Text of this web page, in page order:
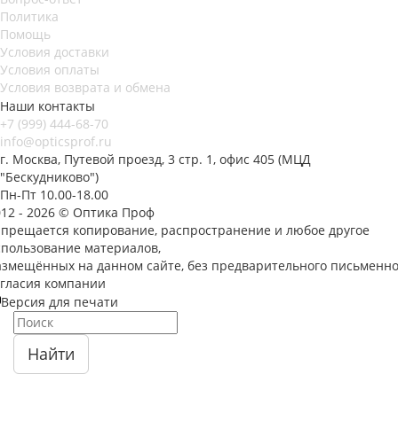
Политика
Помощь
Условия доставки
Условия оплаты
Условия возврата и обмена
Наши контакты
+7 (999) 444-68-70
info@opticsprof.ru
г. Москва, Путевой проезд, 3 стр. 1, офис 405 (МЦД
"Бескудниково")
Пн-Пт 10.00-18.00
- 2026 © Оптика Проф
копирование, распространение и любое другое
материалов,
на данном сайте, без предварительного
компании
Версия для печати
Найти